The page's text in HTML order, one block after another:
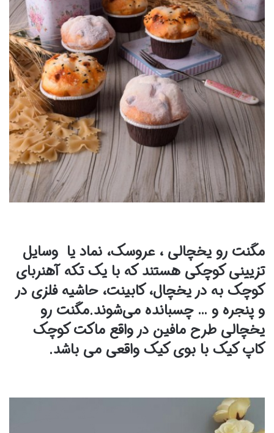
مگنت رو یخچالی ، عروسک‌، نماد یا وسایل
تزیینی کوچکی هستند که با یک تکه آهنربای
کوچک به در یخچال، کابینت، حاشیه فلزی در
و پنجره و … چسبانده می‌شوند.مگنت رو
یخچالی طرح مافین در واقع ماکت کوچک
کاپ کیک با بوی کیک واقعی می باشد.